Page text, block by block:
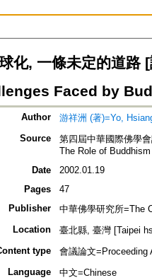
化, 一條未定的道
Faced by
Author
游祥洲 (著)=Yo,
Source
第四屆中華國際佛學
The Role of
Date
2002.01.19
Pages
47
Publisher
中華佛學研究所=The
Location
臺北縣, 臺灣 [Taipei
type
會議論文=Proceeding
Language
中文=Chinese